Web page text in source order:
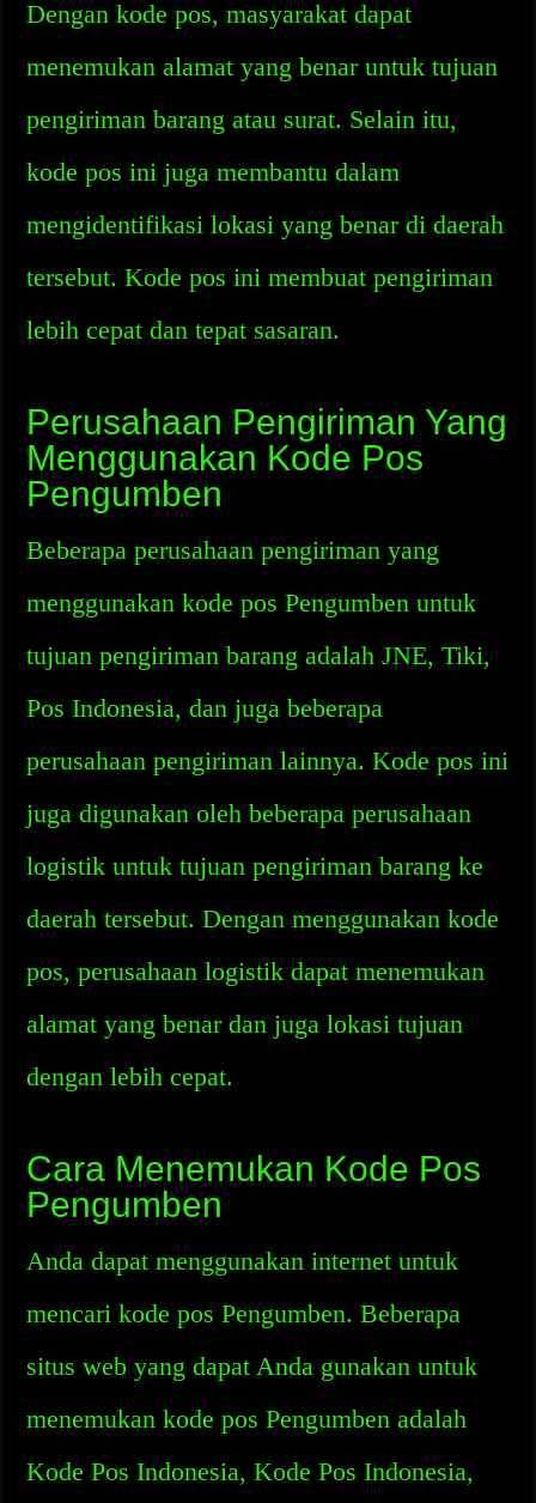
Dengan kode pos, masyarakat dapat
menemukan alamat yang benar untuk tujuan
pengiriman barang atau surat. Selain itu,
kode pos ini juga membantu dalam
mengidentifikasi lokasi yang benar di daerah
tersebut. Kode pos ini membuat pengiriman
lebih cepat dan tepat sasaran.
Perusahaan Pengiriman Yang
Menggunakan Kode Pos
Pengumben
Beberapa perusahaan pengiriman yang
menggunakan kode pos Pengumben untuk
tujuan pengiriman barang adalah JNE, Tiki,
Pos Indonesia, dan juga beberapa
perusahaan pengiriman lainnya. Kode pos ini
juga digunakan oleh beberapa perusahaan
logistik untuk tujuan pengiriman barang ke
daerah tersebut. Dengan menggunakan kode
pos, perusahaan logistik dapat menemukan
alamat yang benar dan juga lokasi tujuan
dengan lebih cepat.
Cara Menemukan Kode Pos
Pengumben
Anda dapat menggunakan internet untuk
mencari kode pos Pengumben. Beberapa
situs web yang dapat Anda gunakan untuk
menemukan kode pos Pengumben adalah
Kode Pos Indonesia, Kode Pos Indonesia,